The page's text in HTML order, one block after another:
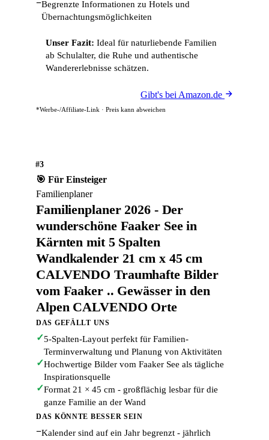
−Begrenzte Informationen zu Hotels und
Übernachtungsmöglichkeiten
Unser Fazit: Ideal für naturliebende Familien
ab Schulalter, die Ruhe und authentische
Wandererlebnisse schätzen.
Gibt's bei Amazon.de
*Werbe-/Affiliate-Link · Preis kann abweichen
#3
🎯 Für Einsteiger
Familienplaner
Familienplaner 2026 - Der
wunderschöne Faaker See in
Kärnten mit 5 Spalten
Wandkalender 21 cm x 45 cm
CALVENDO Traumhafte Bilder
vom Faaker .. Gewässer in den
Alpen CALVENDO Orte
DAS GEFÄLLT UNS
✓5-Spalten-Layout perfekt für Familien-
Terminverwaltung und Planung von Aktivitäten
✓Hochwertige Bilder vom Faaker See als tägliche
Inspirationsquelle
✓Format 21 × 45 cm - großflächig lesbar für die
ganze Familie an der Wand
DAS KÖNNTE BESSER SEIN
−Kalender sind auf ein Jahr begrenzt - jährlich